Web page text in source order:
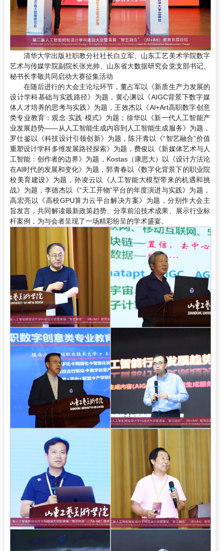
清华大学出版社职教分社社长白立军、山东工艺美术学院数字
艺术与传媒学院副院长张光帅、山东省大数据研究会党支部书记、
秘书长李敬共同启动大赛征集活动
在随后进行的大会主论坛环节，董占军以《新质生产力发展的
设计学科基础与实践路径》为题，黄心渊以《AIGC背景下数字媒
体人才培养的思考与实践》为题，王效杰以《Al+Art高职数字创意
类专业教育：观念·实践·模式》为题；徐华以《新一代人工智能产
业发展趋势——从人工智能生成内容到人工智能生成服务》为题，
罗仕鉴以《科技设计引领创新》为题，陈汗青以《“智艺融合”价值
重塑设计学科多维发展路径探索》为题，费俊以《新媒体艺术与人
工智能：创作者的边界》为题，Kostas（康思大）以《设计方法论
在AI时代的发展和变化》为题，郭青春以《数字化背景下的职业院
校美育建设》为题，孙凌云以《人工智能大模型带来的机遇和挑
战》为题，李德杰以《“天工开物”平台的年度演进与实践》为题，
高宏亮以《高校GPU算力云平台解决方案》为题，分别作大会主
旨发言，共同解读最新政策趋势、分享前沿技术成果、展示行业标
杆案例，为与会者呈现了一场精彩纷呈的学术盛宴。